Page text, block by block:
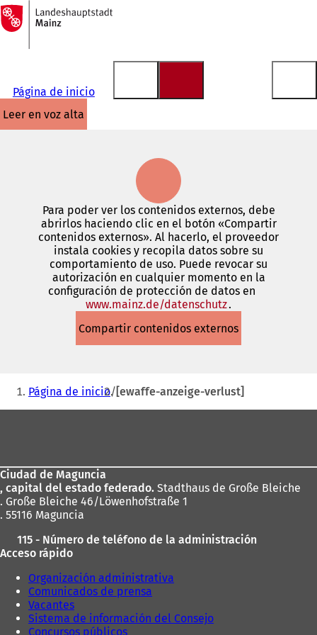
Saltar al contenido
A
la
página
Página de inicio
leer en voz alta
Para poder ver los contenidos externos, debe
abrirlos haciendo clic en el botón «Compartir
contenidos externos». Al hacerlo, el proveedor
instala cookies y recopila datos sobre su
comportamiento de uso. Puede revocar su
autorización en cualquier momento en la
configuración de protección de datos en
www.mainz.de/datenschutz(Se
en
una
.
Compartir contenidos externos
Estás
aquí:
Página de inicio [ewaffe-anzeige-verlust]
pies
Ciudad de Maguncia
, capital del estado federado. Stadthaus de Große Bleiche
. Große Bleiche 46/Löwenhofstraße 1
. 55116 Maguncia
115 - Número de teléfono de la administración
Acceso rápido
Organización administrativa
Comunicados de prensa
Vacantes
Sistema de información del Consejo
Concursos públicos